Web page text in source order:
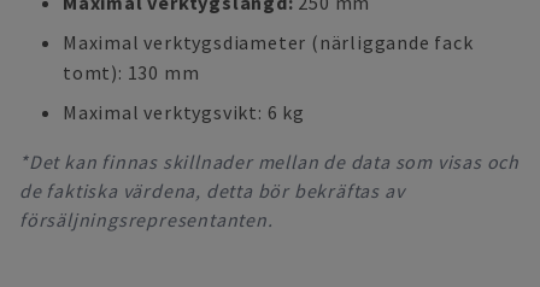
Maximal verktygsdiameter (närliggande fack
tomt): 130 mm
Maximal verktygsvikt: 6 kg
*Det kan finnas skillnader mellan de data som visas och
de faktiska värdena, detta bör bekräftas av
försäljningsrepresentanten.